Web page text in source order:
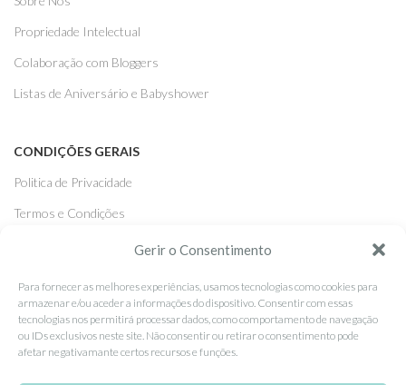
Gerir o Consentimento
Para fornecer as melhores experiências, usamos tecnologias como cookies para
armazenar e/ou aceder a informações do dispositivo. Consentir com essas
tecnologias nos permitirá processar dados, como comportamento de navegação
ou IDs exclusivos neste site. Não consentir ou retirar o consentimento pode
afetar negativamante certos recursos e funções.
Propriedade Intelectual
Colaboração com Bloggers
Listas de Aniversário e Babyshower
CONDIÇÕES GERAIS
Politica de Privacidade
Termos e Condições
APOIO AO CLIENTE